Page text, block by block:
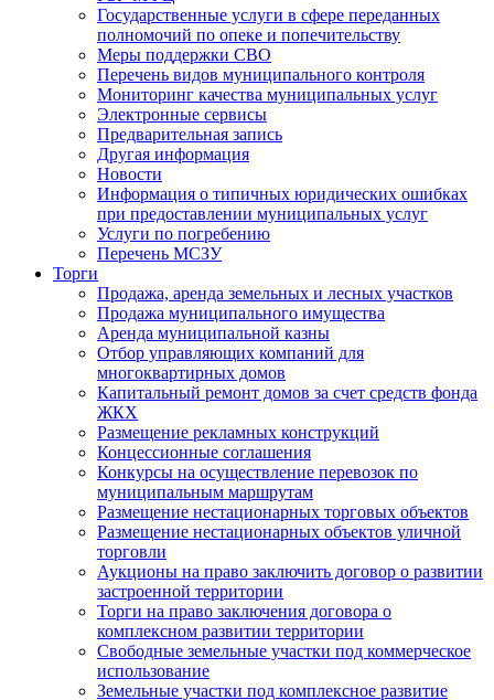
Государственные услуги в сфере переданных
полномочий по опеке и попечительству
Меры поддержки СВО
Перечень видов муниципального контроля
Мониторинг качества муниципальных услуг
Электронные сервисы
Предварительная запись
Другая информация
Новости
Информация о типичных юридических ошибках
при предоставлении муниципальных услуг
Услуги по погребению
Перечень МСЗУ
Торги
Продажа, аренда земельных и лесных участков
Продажа муниципального имущества
Аренда муниципальной казны
Отбор управляющих компаний для
многоквартирных домов
Капитальный ремонт домов за счет средств фонда
ЖКХ
Размещение рекламных конструкций
Концессионные соглашения
Конкурсы на осуществление перевозок по
муниципальным маршрутам
Размещение нестационарных торговых объектов
Размещение нестационарных объектов уличной
торговли
Аукционы на право заключить договор о развитии
застроенной территории
Торги на право заключения договора о
комплексном развитии территории
Свободные земельные участки под коммерческое
использование
Земельные участки под комплексное развитие